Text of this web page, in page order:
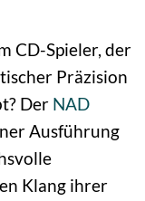
CD-Spieler, der
Präzision
Der NAD
Ausführung
Klang ihrer